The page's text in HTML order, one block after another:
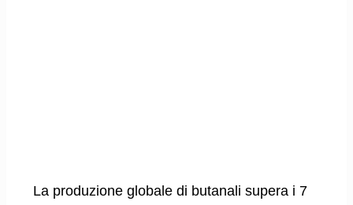
La produzione globale di butanali supera i 7